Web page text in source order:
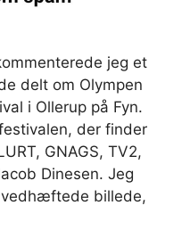
jeg et
delt om Olympen
i Ollerup på Fyn.
der finder
GNAGS, TV2,
Dinesen. Jeg
billede,